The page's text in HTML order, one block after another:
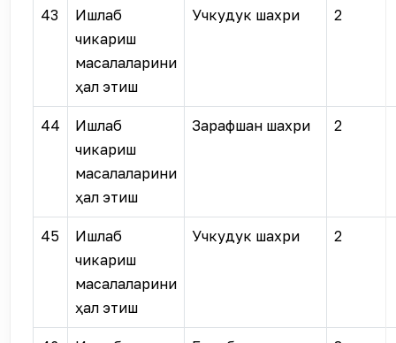
43
Ишлаб
чикариш
масалаларини
ҳал этиш
Учкудук шахри 2
44
Ишлаб
чикариш
масалаларини
ҳал этиш
Зарафшан шахри 2
45
Ишлаб
чикариш
масалаларини
ҳал этиш
Учкудук шахри 2